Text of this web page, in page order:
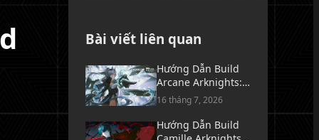
Bài viết liên quan
Hướng Dẫn Build
Arcane Arknights:
Endfield - Vũ Khí,
Trang Bị & Đội Hình
16 tháng 7, 2026
Hướng Dẫn Build